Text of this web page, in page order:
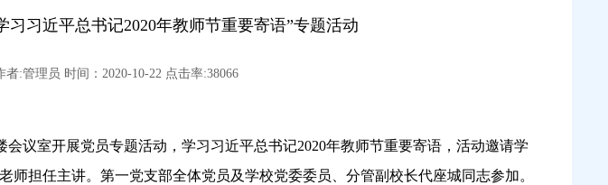
习习近平总书记2020年教师节重要寄语”专题活动
者:管理员 时间：2020-10-22 点击率:38066
会议室开展党员专题活动，学习习近平总书记2020年教师节重要寄语，活动邀请学
师担任主讲。第一党支部全体党员及学校党委委员、分管副校长代座城同志参加。